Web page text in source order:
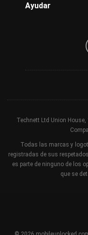
Ayudar
Política de
Términos y
Technett Ltd Union House,
Todas las marcas y
registradas de sus
es parte de ninguno de los
que se